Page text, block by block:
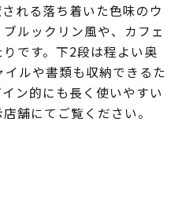
れる落ち着いた色味のウ
ルックリン風や、カフェ
です。下2段は程よい奥
ルや書類も収納できるた
ン的にも長く使いやすい
舗にてご覧ください。